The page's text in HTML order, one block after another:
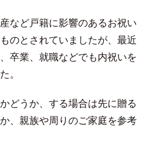
など戸籍に影響のあるお祝い
のとされていましたが、最近
卒業、就職などでも内祝いを
。
どうか、する場合は先に贈る
、親族や周りのご家庭を参考